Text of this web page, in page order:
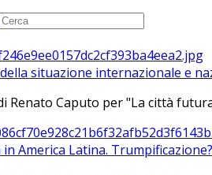
situazione internazionale e
Renato Caputo per "La città
America Latina. Trumpificazione?